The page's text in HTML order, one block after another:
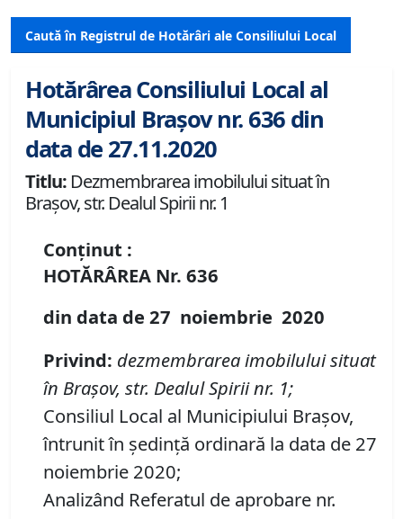
Caută în Registrul de Hotărâri ale Consiliului Local
Hotărârea Consiliului Local al
Municipiul Brașov nr. 636 din
data de 27.11.2020
Titlu: Dezmembrarea imobilului situat în
Brașov, str. Dealul Spirii nr. 1
Conținut :
HOTĂRÂREA Nr. 636
din data de 27 noiembrie 2020
Privind: dezmembrarea imobilului situat
în Brașov, str. Dealul Spirii nr. 1;
Consiliul Local al Municipiului Brașov,
întrunit în ședință ordinară la data de 27
noiembrie 2020;
Analizând Referatul de aprobare nr.